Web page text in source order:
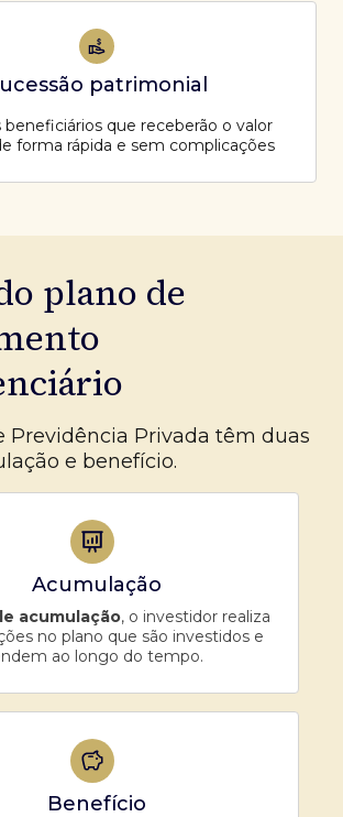
patrimonial
beneficiários que receberão o valor
forma rápida e sem complicações
plano de
Previdência Privada têm duas
e benefício.
Acumulação
acumulação, o investidor realiza
no plano que são investidos e
ao longo do tempo.
Benefício